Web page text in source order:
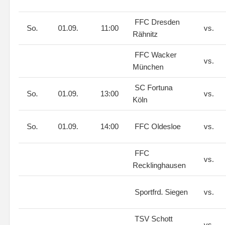
So. 01.09. 11:00
FFC Dresden
Rähnitz
vs.
FFC Wacker
München
vs.
So. 01.09. 13:00
SC Fortuna
Köln
vs.
So. 01.09. 14:00 FFC Oldesloe vs.
FFC
Recklinghausen
vs.
Sportfrd. Siegen vs.
TSV Schott